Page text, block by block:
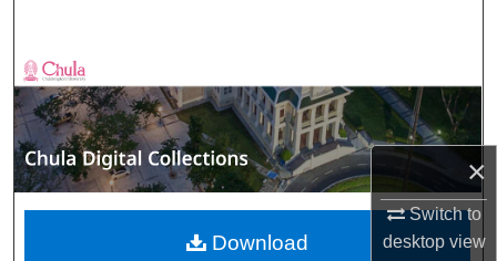
×
Switch to
desktopview
Browse Collections
My Account
About
Digital Commons Network™
Download